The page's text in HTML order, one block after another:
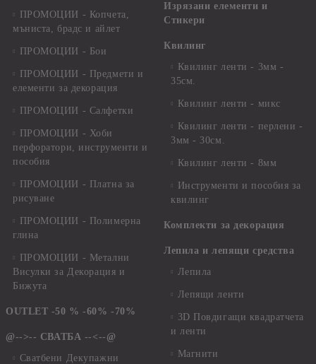
ПРОМОЦИИ - Копчета,
мъниста, брадс и айлет
ПРОМОЦИИ - Бои
ПРОМОЦИИ - Предмети и
елементи за декорация
ПРОМОЦИИ - Салфетки
ПРОМОЦИИ - Хоби
перфоратори, инструменти и
пособия
ПРОМОЦИИ - Платна за
рисуване
ПРОМОЦИИ - Полимерна
глина
ПРОМОЦИИ - Метални
Висулки за Декорация и
Бижута
OUTLET -50 % -60% -70%
@-->-- СВАТБА --<--@
Сватбени Декупажни
Изрязани елементи и
Стикери
Квилинг
Квилинг ленти - 3мм -
35см.
Квилинг ленти - микс
Квилинг ленти - перлени -
3мм - 30см.
Квилинг ленти - 8мм
Инструменти и пособия за
квилинг
Комплекти за декорация
Лепила и лепящи средства
Лепила
Лепящи ленти
3D Повдигащи квадратчета
и ленти
Магнити